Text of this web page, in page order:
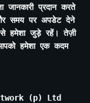
जानकारी प्रदान करते
और समय पर अपडेट देने
से हमेशा जुड़े रहें। तेज़ी
हमेशा एक कदम
(p) Ltd